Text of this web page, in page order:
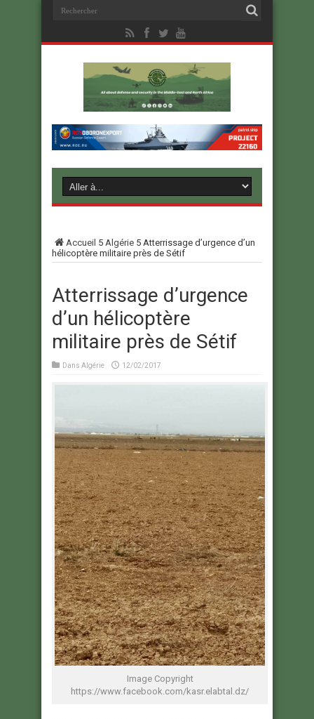
Accueil 5 Algérie 5 Atterrissage d’urgence d’un
hélicoptère militaire près de Sétif
Atterrissage d’urgence
d’un hélicoptère
militaire près de Sétif
Dans Algérie 12/02/2017
Image Copyright
https://www.facebook.com/kasr.elabtal.dz/